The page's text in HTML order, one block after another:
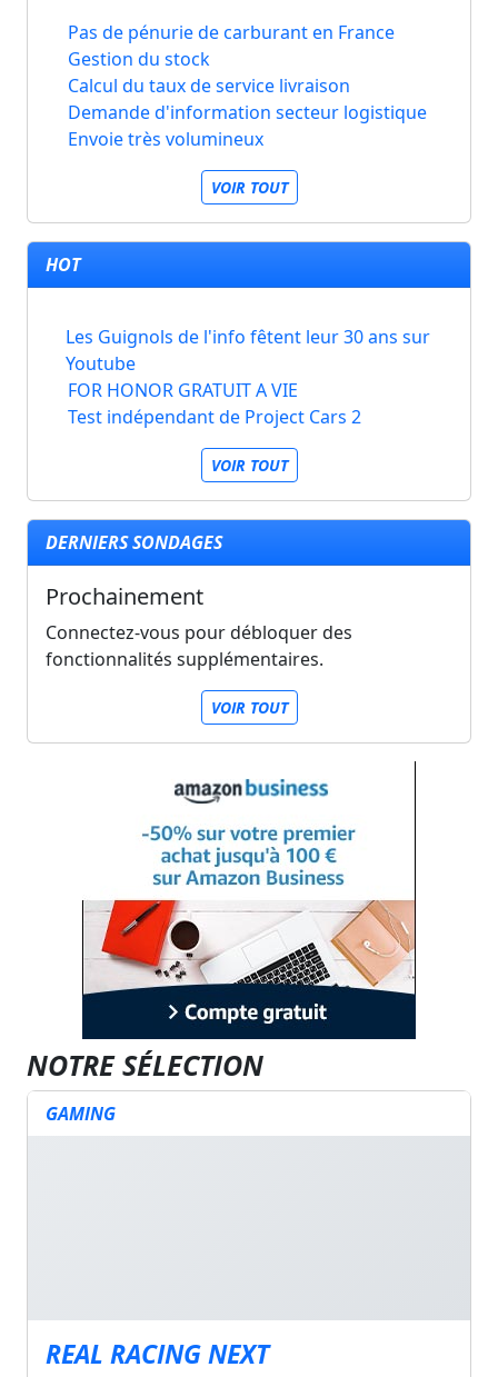
Pas de pénurie de carburant en France
Gestion du stock
Calcul du taux de service livraison
Demande d'information secteur logistique
Envoie très volumineux
VOIR TOUT
HOT
Les Guignols de l'info fêtent leur 30 ans sur
Youtube
FOR HONOR GRATUIT A VIE
Test indépendant de Project Cars 2
VOIR TOUT
DERNIERS SONDAGES
Prochainement
Connectez-vous pour débloquer des
fonctionnalités supplémentaires.
VOIR TOUT
NOTRE SÉLECTION
GAMING
REAL RACING NEXT